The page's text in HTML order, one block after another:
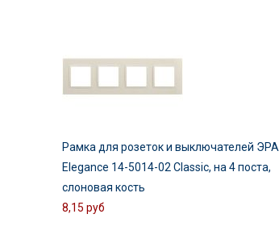
Рамка для розеток и выключателей ЭРА
Elegance 14-5014-02 Classic, на 4 поста,
слоновая кость
8,15 руб